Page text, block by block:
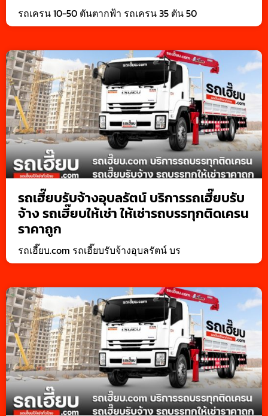
รถเครน 10-50 ตันตากฟ้า รถเครน 35 ตัน 50
รถเฮี๊ยบรับจ้างอุบลรัตน์ บริการรถเฮี๊ยบรับ
จ้าง รถเฮี๊ยบให้เช่า ให้เช่ารถบรรทุกติดเครน
ราคาถูก
รถเฮี๊ยบ.com รถเฮี๊ยบรับจ้างอุบลรัตน์ บร